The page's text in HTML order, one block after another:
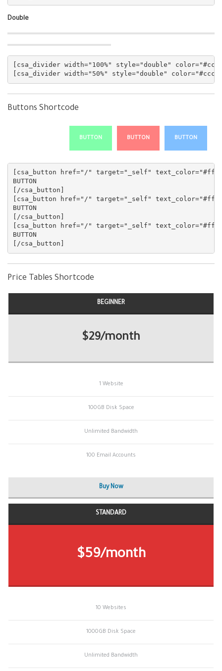
Double
[csa_divider width="100%" style="double"
Buttons Shortcode
BUTTON BUTTON BUTTON
[csa_button href="/" target="_self" text_color="#fff"
BUTTON
[/csa_button]
[csa_button href="/" target="_self" text_color="#fff"
BUTTON
[/csa_button]
[csa_button href="/" target="_self" text_color="#fff"
BUTTON
Price Tables Shortcode
BEGINNER
$29/month
1 Website
100GB Disk Space
Unlimited Bandwidth
100 Email Accounts
Buy Now
STANDARD
$59/month
10 Websites
1000GB Disk Space
Unlimited Bandwidth